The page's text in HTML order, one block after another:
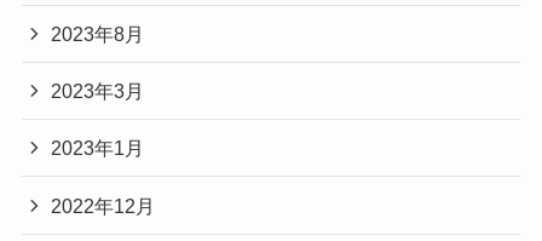
2023年8月
2023年3月
2023年1月
2022年12月